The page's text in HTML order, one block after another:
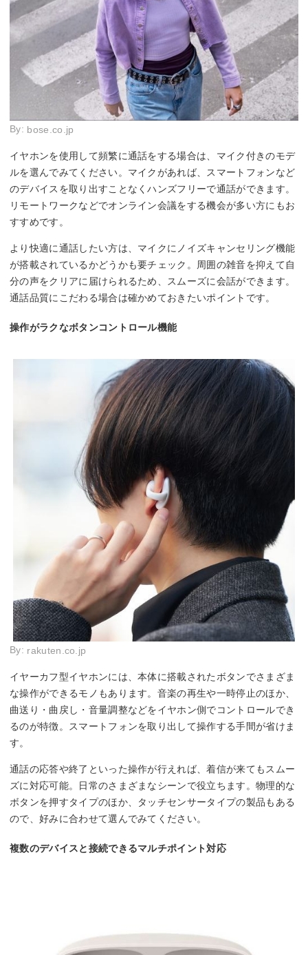
By: bose.co.jp
イヤホンを使用して頻繁に通話をする場合は、マイク付きのモデ
ルを選んでみてください。マイクがあれば、スマートフォンなど
のデバイスを取り出すことなくハンズフリーで通話ができます。
リモートワークなどでオンライン会議をする機会が多い方にもお
すすめです。
より快適に通話したい方は、マイクにノイズキャンセリング機能
が搭載されているかどうかも要チェック。周囲の雑音を抑えて自
分の声をクリアに届けられるため、スムーズに会話ができます。
通話品質にこだわる場合は確かめておきたいポイントです。
操作がラクなボタンコントロール機能
By: rakuten.co.jp
イヤーカフ型イヤホンには、本体に搭載されたボタンでさまざま
な操作ができるモノもあります。音楽の再生や一時停止のほか、
曲送り・曲戻し・音量調整などをイヤホン側でコントロールでき
るのが特徴。スマートフォンを取り出して操作する手間が省けま
す。
通話の応答や終了といった操作が行えれば、着信が来てもスムー
ズに対応可能。日常のさまざまなシーンで役立ちます。物理的な
ボタンを押すタイプのほか、タッチセンサータイプの製品もある
ので、好みに合わせて選んでみてください。
複数のデバイスと接続できるマルチポイント対応